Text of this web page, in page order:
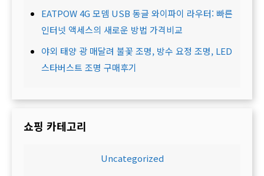
EATPOW 4G 모뎀 USB 동글 와이파이 라우터: 빠른
인터넷 액세스의 새로운 방법 가격비교
야외 태양 광 매달려 불꽃 조명, 방수 요정 조명, LED
스타버스트 조명 구매후기
쇼핑 카테고리
Uncategorized